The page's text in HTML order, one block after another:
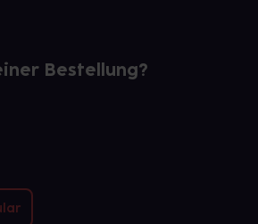
Bestellung?